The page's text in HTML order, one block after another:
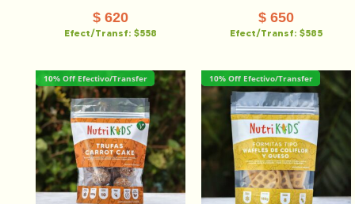
$ 620
Efect/Transf: $558
$ 650
Efect/Transf: $585
10% Off Efectivo/Transfer 10% Off Efectivo/Transfer